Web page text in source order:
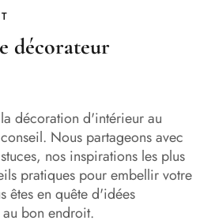
décorateur
décoration d'intérieur au
Nous partageons avec
nos inspirations les plus
pratiques pour embellir votre
êtes en quête d'idées
bon endroit.